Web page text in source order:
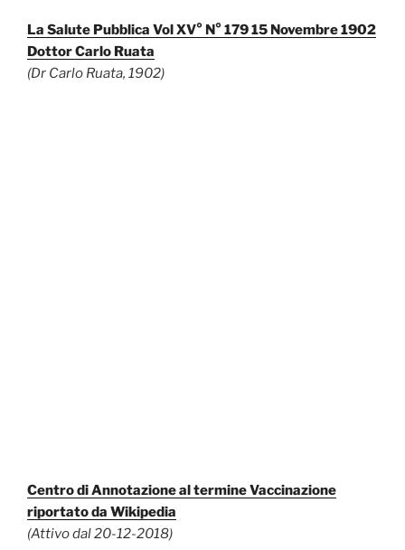
La Salute Pubblica Vol XV° N° 179 15 Novembre 1902
Dottor Carlo Ruata
(Dr Carlo Ruata, 1902)
Centro di Annotazione al termine Vaccinazione
riportato da Wikipedia
(Attivo dal 20-12-2018)